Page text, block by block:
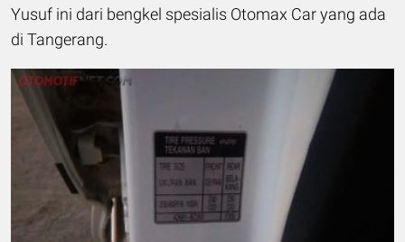
Yusuf ini dari bengkel spesialis Otomax Car yang ada
di Tangerang.